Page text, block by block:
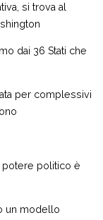
si trova al
dai 36 Stati che
per complessivi
potere politico è
un modello